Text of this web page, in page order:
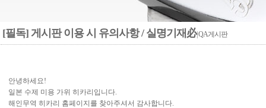
[필독] 게시판 이용 시 유의사항 / 실명기재必| QA게시판
안녕하세요!
일본 수제 미용 가위 히카리입니다.
해인무역 히카리 홈페이지를 찾아주셔서 감사합니다.